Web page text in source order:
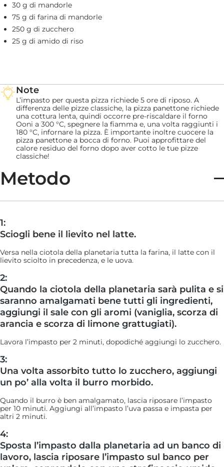
Note
L’impasto per questa pizza richiede 5 ore di riposo. A
differenza delle pizze classiche, la pizza panettone richiede
una cottura lenta, quindi occorre pre-riscaldare il forno
Ooni a 300 °C, spegnere la fiamma e, una volta raggiunti i
180 °C, infornare la pizza. È importante inoltre cuocere la
pizza panettone a bocca di forno. Puoi approfittare del
calore residuo del forno dopo aver cotto le tue pizze
classiche!
Metodo
1:
Sciogli bene il lievito nel latte.
Versa nella ciotola della planetaria tutta la farina, il latte con il
lievito sciolto in precedenza, e le uova.
2:
Quando la ciotola della planetaria sarà pulita e si
saranno amalgamati bene tutti gli ingredienti,
aggiungi il sale con gli aromi (vaniglia, scorza di
arancia e scorza di limone grattugiati).
Lavora l’impasto per 2 minuti, dopodiché aggiungi lo zucchero.
3:
Una volta assorbito tutto lo zucchero, aggiungi
un po’ alla volta il burro morbido.
Quando il burro è ben amalgamato, lascia riposare l’impasto
per 10 minuti. Aggiungi all’impasto l’uva passa e impasta per
altri 2 minuti.
4:
Sposta l’impasto dalla planetaria ad un banco di
lavoro, lascia riposare l’impasto sul banco per
30 g di mandorle
75 g di farina di mandorle
250 g di zucchero
25 g di amido di riso